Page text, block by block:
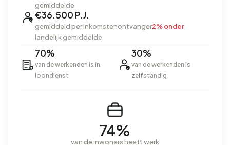
gemiddelde
€36.500 P.J.
gemiddeld per inkomstenontvanger2% onder
landelijk gemiddelde
70%
van de werkenden is in
loondienst
30%
van de werkenden is
zelfstandig
74%
van de inwoners heeft werk